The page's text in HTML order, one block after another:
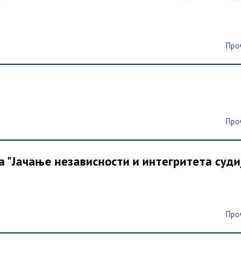
"Јачање независности и интегритета